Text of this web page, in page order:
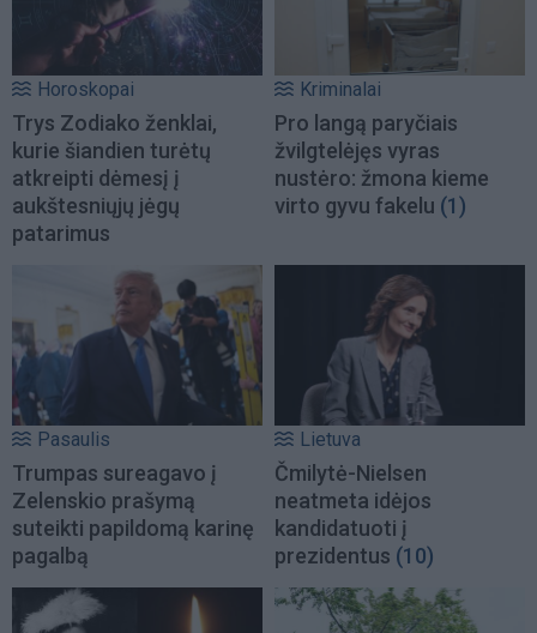
Horoskopai
Trys Zodiako ženklai,
kurie šiandien turėtų
atkreipti dėmesį į
aukštesniųjų jėgų
patarimus
Kriminalai
Pro langą paryčiais
žvilgtelėjęs vyras
nustėro: žmona kieme
virto gyvu fakelu (1)
Pasaulis
Trumpas sureagavo į
Zelenskio prašymą
suteikti papildomą karinę
pagalbą
Lietuva
Čmilytė-Nielsen
neatmeta idėjos
kandidatuoti į
prezidentus (10)